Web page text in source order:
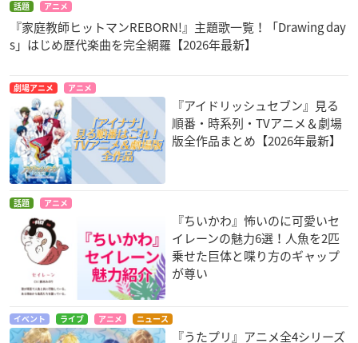
話題 アニメ
『家庭教師ヒットマンREBORN!』主題歌一覧！「Drawing day
s」はじめ歴代楽曲を完全網羅【2026年最新】
劇場アニメ アニメ
『アイドリッシュセブン』見る
順番・時系列・TVアニメ＆劇場
版全作品まとめ【2026年最新】
話題 アニメ
『ちいかわ』怖いのに可愛いセ
イレーンの魅力6選！人魚を2匹
乗せた巨体と喋り方のギャップ
が尊い
イベント ライブ アニメ ニュース
『うたプリ』アニメ全4シリーズ